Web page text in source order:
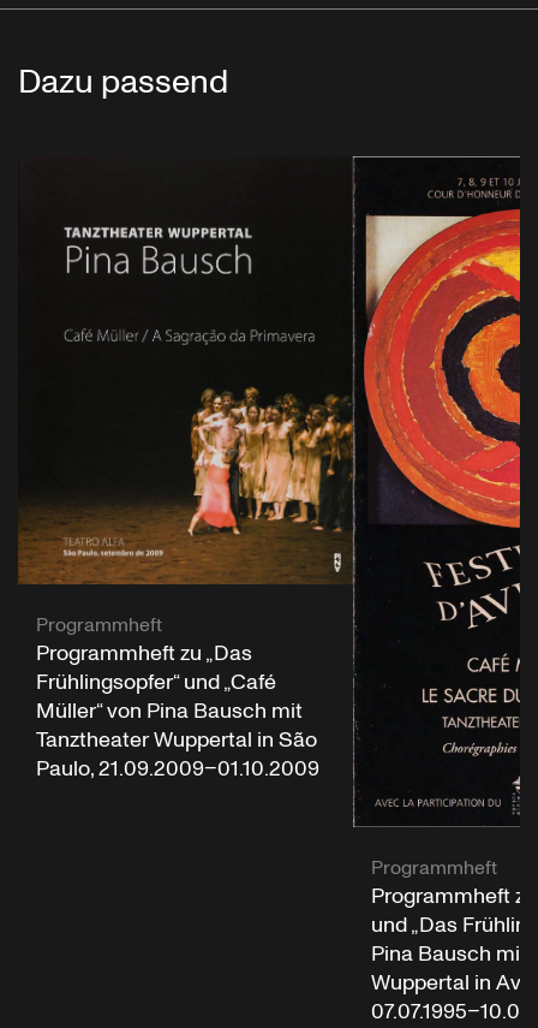
Dazu passend
Programmheft
Programmheft zu „Das
Frühlingsopfer“ und „Café
Müller“ von Pina Bausch mit
Tanztheater Wuppertal in São
Paulo, 21.09.2009–01.10.2009
Programmheft
Programmheft
und „Das
Pina Bausch mit
Wuppertal in